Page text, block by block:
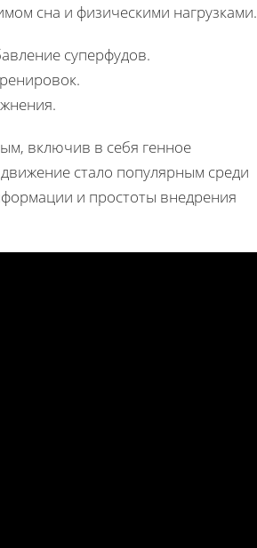
сна и физическими нагрузками.
суперфудов.
включив в себя генное
стало популярным среди
и простоты внедрения